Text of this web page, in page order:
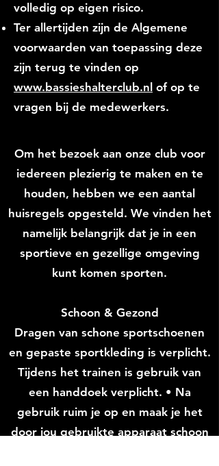
volledig op eigen risico.
Ter allertijden zijn de Algemene
voorwaarden van toepassing deze
zijn terug te vinden op
www.bassieshalterclub.nl of op te
vragen bij de medewerkers.
Om het bezoek aan onze club voor
iedereen plezierig te maken en te
houden, hebben we een aantal
huisregels opgesteld. We vinden het
namelijk belangrijk dat je in een
sportieve en gezellige omgeving
kunt komen sporten.
Schoon & Gezond
Dragen van schone sportschoenen
en gepaste sportkleding is verplicht.
Tijdens het trainen is gebruik van
een handdoek verplicht. • Na
gebruik ruim je op en maak je het
door jou gebruikte apparaat schoon